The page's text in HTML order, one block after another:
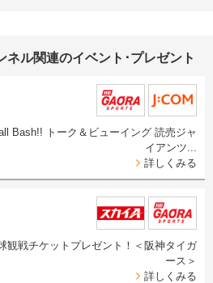
ネル関連のイベント･プレゼント
Bash!! トーク＆ビューイング 読売ジャ
イアンツ...
詳しくみる
観戦チケットプレゼント！＜阪神タイガ
ース＞
詳しくみる